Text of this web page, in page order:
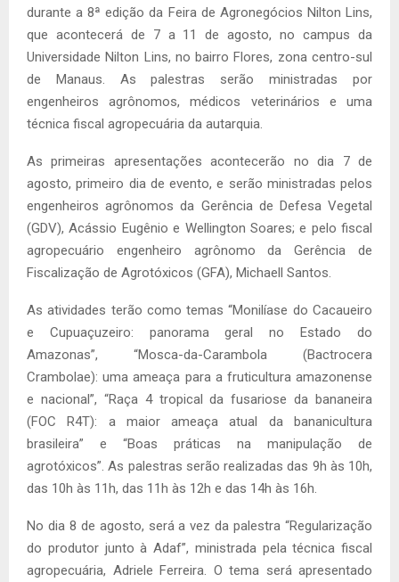
durante a 8ª edição da Feira de Agronegócios Nilton Lins,
que acontecerá de 7 a 11 de agosto, no campus da
Universidade Nilton Lins, no bairro Flores, zona centro-sul
de Manaus. As palestras serão ministradas por
engenheiros agrônomos, médicos veterinários e uma
técnica fiscal agropecuária da autarquia.
As primeiras apresentações acontecerão no dia 7 de
agosto, primeiro dia de evento, e serão ministradas pelos
engenheiros agrônomos da Gerência de Defesa Vegetal
(GDV), Acássio Eugênio e Wellington Soares; e pelo fiscal
agropecuário engenheiro agrônomo da Gerência de
Fiscalização de Agrotóxicos (GFA), Michaell Santos.
As atividades terão como temas “Monilíase do Cacaueiro
e Cupuaçuzeiro: panorama geral no Estado do
Amazonas”, “Mosca-da-Carambola (Bactrocera
Crambolae): uma ameaça para a fruticultura amazonense
e nacional”, “Raça 4 tropical da fusariose da bananeira
(FOC R4T): a maior ameaça atual da bananicultura
brasileira” e “Boas práticas na manipulação de
agrotóxicos”. As palestras serão realizadas das 9h às 10h,
das 10h às 11h, das 11h às 12h e das 14h às 16h.
No dia 8 de agosto, será a vez da palestra “Regularização
do produtor junto à Adaf”, ministrada pela técnica fiscal
agropecuária, Adriele Ferreira. O tema será apresentado